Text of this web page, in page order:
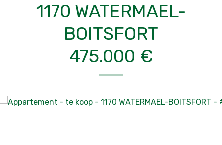
1170 WATERMAEL-
BOITSFORT
475.000 €